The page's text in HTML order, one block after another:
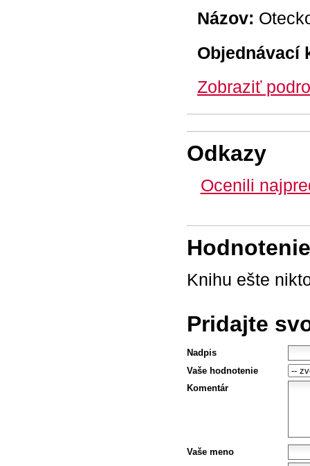
Názov:
Objednávací
Zobraziť
Odkazy
Ocenili
Knihu ešte
Pridajte
Nadpis
Vaše hodnotenie
Komentár
Vaše meno